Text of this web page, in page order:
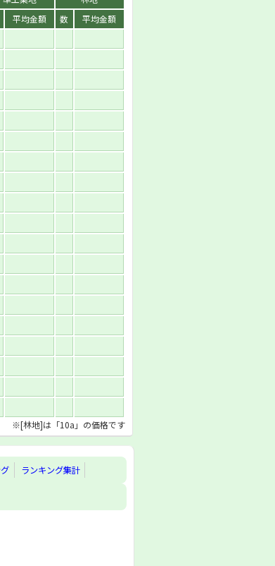
平均金額 数
平均金額
※[林地]は「10a」の価格です
ランキング集計